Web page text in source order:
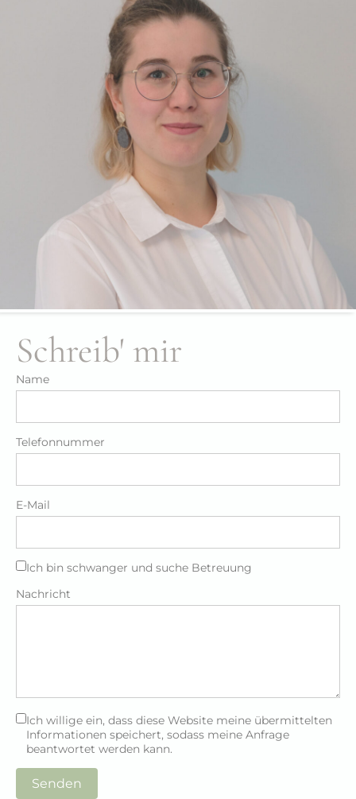
Schreib' mir
Name
Telefonnummer
E-Mail
Ich bin schwanger und suche Betreuung
Nachricht
Ich willige ein, dass diese Website meine übermittelten
Informationen speichert, sodass meine Anfrage
beantwortet werden kann.
Senden